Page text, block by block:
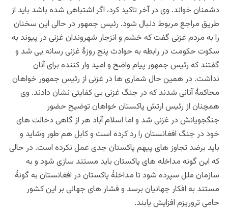
دشمنان خواند. وی در آخر تاکید کرد، اگر اشتباهی شده باشد باید از
طریق مراجع مربوط دنبال شود. رئیس جمهور در حالی این سخنان
را به مردم غزنی گفت که خشم و انزجار شهروندان غزنی در پیوند به
سکوت حکومت در رابطه به حوادث پنج روزۀ غزنی رسانه یی شد و
گفتند که رئیس جمهور پیام واضح و امید وار کننده برای آنان
نداشت. در همین حال شماری ها در غزنی از رئیس جمهور خواهان
محاکمۀ آنانی شدند که در جنگ غزنی بی کفایتی نشان دادند. وی
همچنان از رئیس ارتش پاکستان خواهان توضیح حضور
جنگجویانش در غزنی شد و اما اسلام آباد هر از گاهی دخالت های
خود در جنگ افغانستان را رد کرده است و کابل هم طور وشاید و
باید برضد تجاوز های پیهم پاکستان جدی عمل نکرده است. در حالی
که این گونه مداخله های پاکستان باید مستند سازی شود و به
سازمان ملل سپرده شود تا مداخلۀ پاکستان در افغانستان به گونۀ
مستند به افکار جهانیان برسد و فشار های جهانی بر این کشور
حامی تروریزم افزایش یابند.